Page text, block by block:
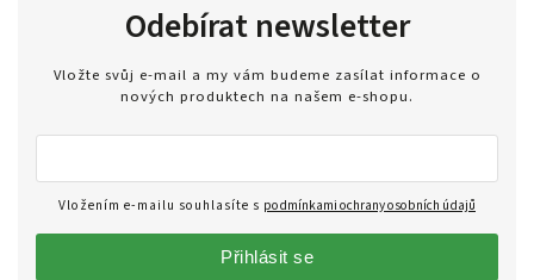
Odebírat newsletter
Vložte svůj e-mail a my vám budeme zasílat informace o
nových produktech na našem e-shopu.
Vložením e-mailu souhlasíte s podmínkami ochrany osobních údajů
Přihlásit se